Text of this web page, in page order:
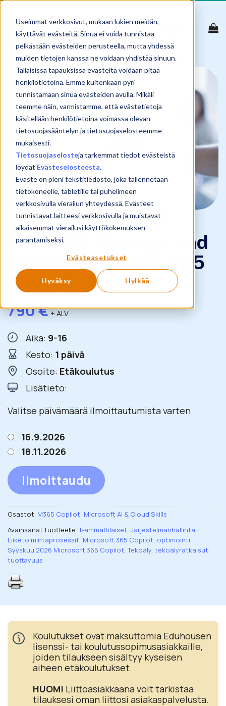
Useimmat verkkosivut, mukaan lukien meidän,
käyttävät evästeitä. Sinua ei voida tunnistaa
pelkästään evästeiden perusteella, mutta yhdessä
muiden tietojen kanssa ne voidaan yhdistää sinuun.
Tällaisissa tapauksissa evästeitä voidaan pitää
henkilötietoina. Emme kuitenkaan pyri
tunnistamaan sinua evästeiden avulla. Mikäli
teemme näin, varmistamme, että evästetietoja
käsitellään henkilötietoina voimassa olevan
tietosuojasääntelyn ja tietosuojaselosteemme
mukaisesti.
Tietosuojaselosteja tarkemmat tiedot evästeistä
löydät Evästeselosteesta.
Eväste on pieni tekstitiedosto, joka tallennetaan
tietokoneelle, tabletille tai puhelimeen
verkkosivulla vierailun yhteydessä. Evästeet
tunnistavat laitteesi verkkosivulla ja muistavat
aikaisemmat vierailusi käyttökokemuksen
parantamiseksi.
Evästeasetukset
Hyväksy Hylkää
Skip
content
MS-4017 Manage and
extend Microsoft 365
Copilot
790€ + ALV
Aika: 9-16
Kesto: 1 päivä
Osoite: Etäkoulutus
Lisätieto:
Valitse päivämäärä ilmoittautumista varten
16.9.2026
18.11.2026
Ilmoittaudu
Osastot: M365 Copilot, Microsoft AI & Cloud Skills
Avainsanat tuotteelle IT-ammattilaiset, Järjestelmänhallinta,
Liiketoimintaprosessit, Microsoft 365 Copilot, optimointi,
Syyskuu 2026 Microsoft 365 Copilot,Tekoäly, tekoälyratkaisut,
tuottavuus
Koulutukset ovat maksuttomia Eduhousen
lisenssi- tai koulutussopimusasiakkaille,
joiden tilaukseen sisältyy kyseisen
aiheen etäkoulutukset.
HUOM! Liittoasiakkaana voit tarkistaa
tilauksesi oman liittosi asiakaspalvelusta.